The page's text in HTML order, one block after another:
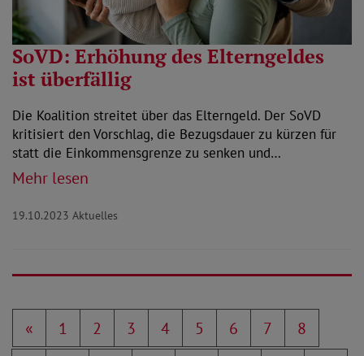
SoVD: Erhöhung des Elterngeldes
ist überfällig
Die Koalition streitet über das Elterngeld. Der SoVD
kritisiert den Vorschlag, die Bezugsdauer zu kürzen für
statt die Einkommensgrenze zu senken und…
Mehr lesen
19.10.2023 Aktuelles
« 1 2 3 4 5 6 7
8